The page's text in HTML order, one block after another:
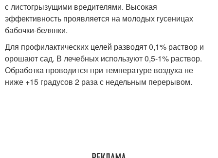
с листогрызущими вредителями. Высокая
эффективность проявляется на молодых гусеницах
бабочки-белянки.
Для профилактических целей разводят 0,1% раствор и
орошают сад. В лечебных используют 0,5-1% раствор.
Обработка проводится при температуре воздуха не
ниже +15 градусов 2 раза с недельным перерывом.